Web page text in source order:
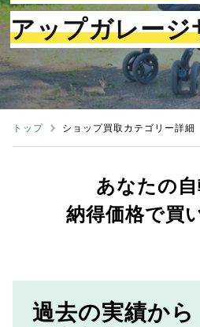
アップガレージ
トップ ショップ買取カテゴリー詳細
あなたの自
納得価格で買
過去の実績から